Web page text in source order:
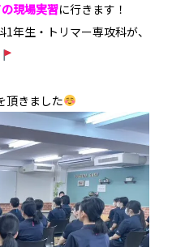
現場実習に行きます！
年生・トリマー専攻科が、
頂きました